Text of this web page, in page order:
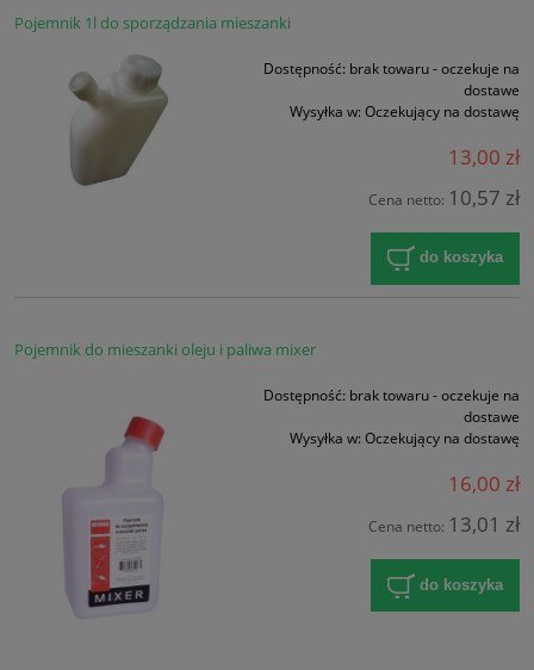
Pojemnik 1l do sporządzania mieszanki
Dostępność: brak towaru - oczekuje na
dostawe
Wysyłka w: Oczekujący na dostawę
13,00 zł
Cena netto: 10,57 zł
do koszyka
Pojemnik do mieszanki oleju i paliwa mixer
Dostępność: brak towaru - oczekuje na
dostawe
Wysyłka w: Oczekujący na dostawę
16,00 zł
Cena netto: 13,01 zł
do koszyka